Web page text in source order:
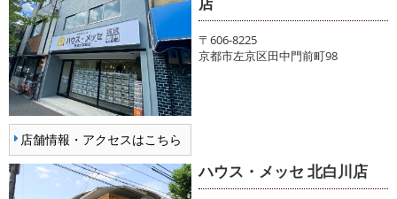
店舗情報・アクセスはこちら
〒606-8225
京都市左京区田中門前町98
ハウス・メッセ 北白川店